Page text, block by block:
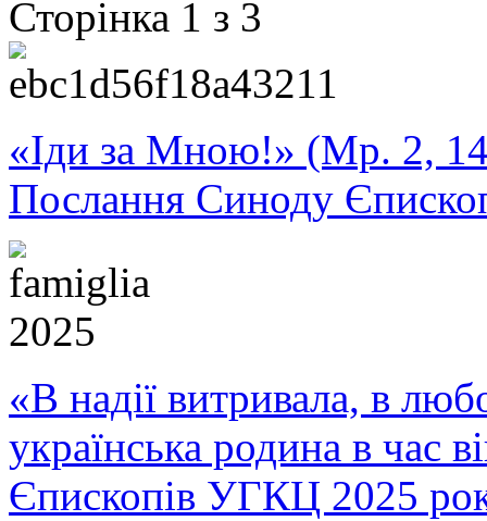
Сторінка 1 з 3
«Іди за Мною!» (Мр. 2,
Послання Синоду
«В надії витривала, в
українська родина в час
Єпископів УГКЦ 2025